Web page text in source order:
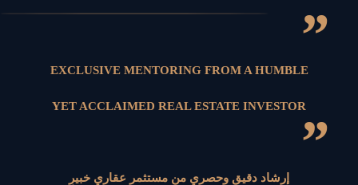
”
EXCLUSIVE MENTORING FROM A HUMBLE
YET ACCLAIMED REAL ESTATE INVESTOR
”
إرشاد دقيق وحصري من مستثمر عقاري خبيرٍ